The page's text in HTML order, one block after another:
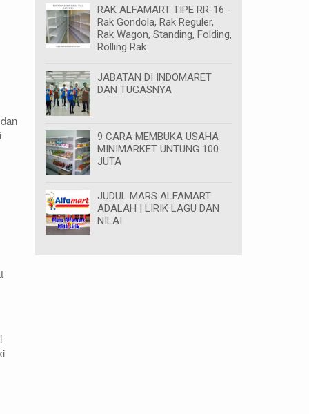
RAK ALFAMART TIPE RR-16 -
Rak Gondola, Rak Reguler,
Rak Wagon, Standing, Folding,
Rolling Rak
JABATAN DI INDOMARET
DAN TUGASNYA
9 CARA MEMBUKA USAHA
MINIMARKET UNTUNG 100
JUTA
JUDUL MARS ALFAMART
ADALAH | LIRIK LAGU DAN
NILAI